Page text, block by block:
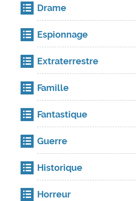
Drame
Espionnage
Extraterrestre
Famille
Fantastique
Guerre
Historique
Horreur